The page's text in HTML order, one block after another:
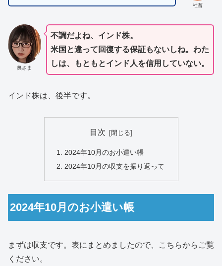
社畜
奥さま
不調だよね、インド株。
米国と違って回復する保証もないしね。わた
しは、もともとインド人を信用していない。
インド株は、後半です。
目次
2024年10月のお小遣い帳
2024年10月の収支を振り返って
2024年10月のお小遣い帳
まずは収支です。表にまとめましたので、こちらからご覧
ください。